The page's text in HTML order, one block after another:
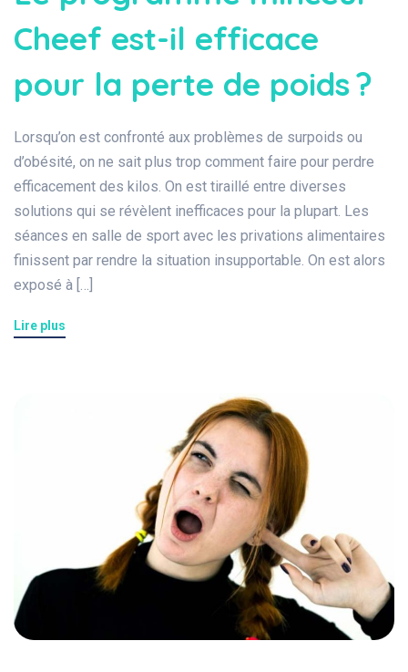
Cheef est-il efficace
pour la perte de poids ?
Lorsqu’on est confronté aux problèmes de surpoids ou
d’obésité, on ne sait plus trop comment faire pour perdre
efficacement des kilos. On est tiraillé entre diverses
solutions qui se révèlent inefficaces pour la plupart. Les
séances en salle de sport avec les privations alimentaires
finissent par rendre la situation insupportable. On est alors
exposé à […]
Lire plus